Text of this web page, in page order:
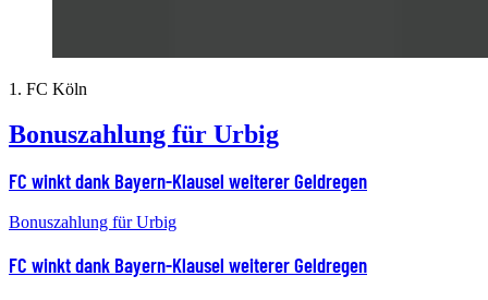
1. FC Köln
Bonuszahlung für Urbig
FC winkt dank Bayern-Klausel weiterer Geldregen
Bonuszahlung für Urbig
FC winkt dank Bayern-Klausel weiterer Geldregen